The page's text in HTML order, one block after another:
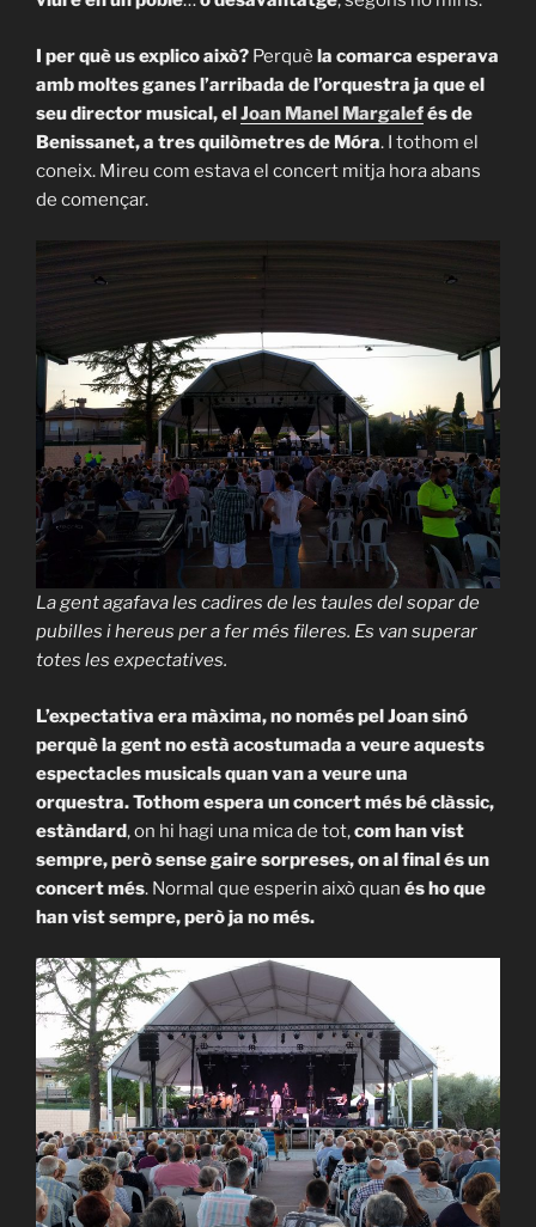
I per què us explico això? Perquè la comarca esperava
amb moltes ganes l’arribada de l’orquestra ja que el
seu director musical, elJoan Manel Margalefés de
Benissanet, a tres quilòmetres de Móra. I tothom el
coneix. Mireu com estava el concert mitja hora abans
de començar.
La gent agafava les cadires de les taules del sopar de
pubilles i hereus per a fer més fileres. Es van superar
totes les expectatives.
L’expectativa era màxima, no només pel Joan sinó
perquè la gent no està acostumada a veure aquests
espectacles musicals quan van a veure una
orquestra. Tothom espera un concert més bé clàssic,
estàndard, on hi hagi una mica de tot,com han vist
sempre, però sense gaire sorpreses, on al final és un
concert més. Normal que esperin això quan és ho que
han vist sempre, però ja no més.